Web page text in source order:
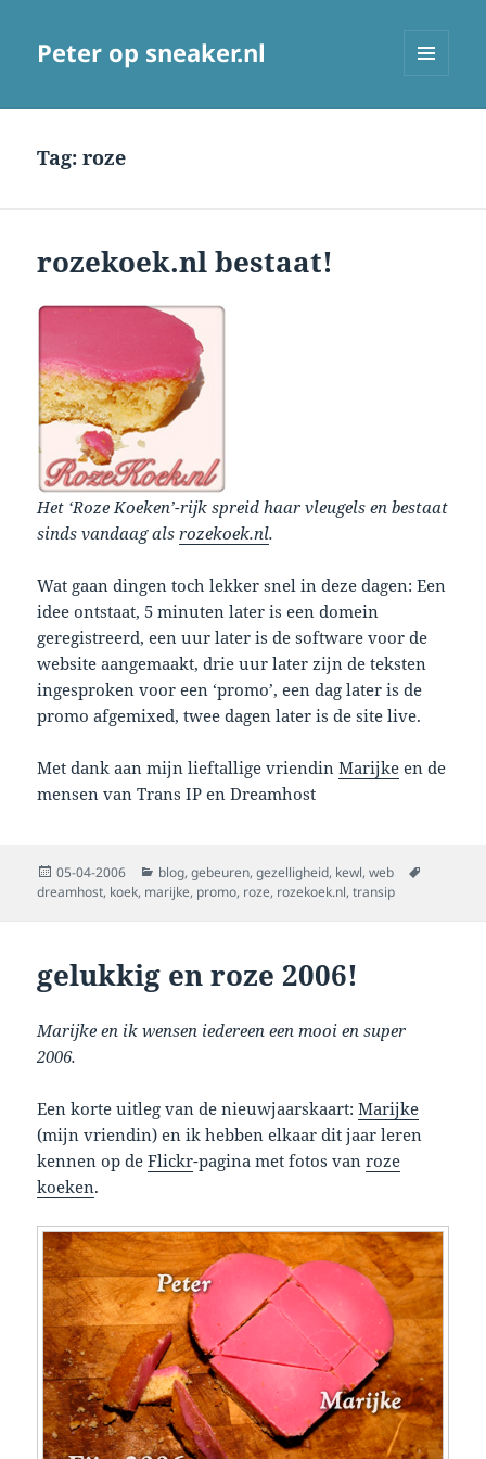
Peter op sneaker.nl
Tag:roze
rozekoek.nl bestaat!
Het ‘Roze Koeken’-rijk spreid haar vleugels en bestaat
sinds vandaag alsrozekoek.nl.
Wat gaan dingen toch lekker snel in deze dagen: Een
idee ontstaat, 5 minuten later is een domein
geregistreerd, een uur later is de software voor de
website aangemaakt, drie uur later zijn de teksten
ingesproken voor een ‘promo’, een dag later is de
promo afgemixed, twee dagen later is de site live.
Met dank aan mijn lieftallige vriendinMarijke en de
mensen van Trans IP en Dreamhost
Posted
on
05-04-2006 Categories
blog,gebeuren,gezelligheid, kewl,web
dreamhost, koek, marijke, promo, roze, rozekoek.nl,transip
gelukkig en roze 2006!
Marijke en ik wensen iedereen een mooi en super
2006.
Een korte uitleg van de nieuwjaarskaart:Marijke
(mijn vriendin) en ik hebben elkaar dit jaar leren
kennen op deFlickr-pagina met fotos vanroze
koeken.